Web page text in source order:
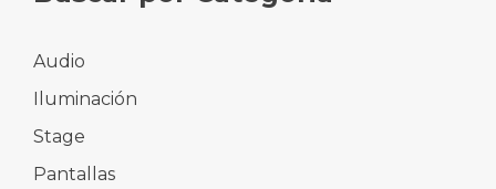
Audio
Iluminación
Stage
Pantallas